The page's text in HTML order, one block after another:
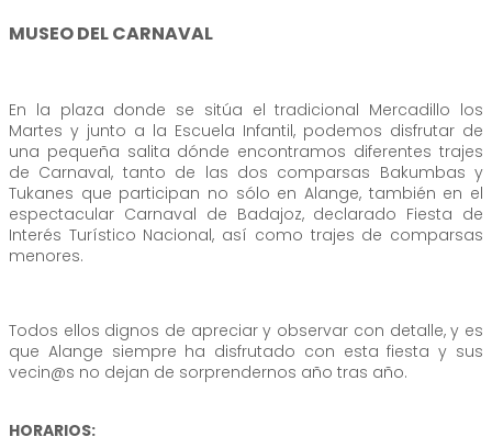
MUSEO DEL CARNAVAL
En la plaza donde se sitúa el tradicional Mercadillo los
Martes y junto a la Escuela Infantil, podemos disfrutar de
una pequeña salita dónde encontramos diferentes trajes
de Carnaval, tanto de las dos comparsas Bakumbas y
Tukanes que participan no sólo en Alange, también en el
espectacular Carnaval de Badajoz, declarado Fiesta de
Interés Turístico Nacional, así como trajes de comparsas
menores.
Todos ellos dignos de apreciar y observar con detalle, y es
que Alange siempre ha disfrutado con esta fiesta y sus
vecin@s no dejan de sorprendernos año tras año.
HORARIOS: